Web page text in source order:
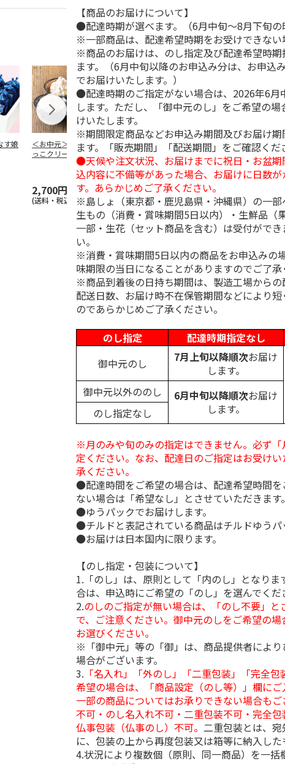
す娘
＜お中元＞いぶりが
っこクリームチーズ
2,700円
(送料・税込)
＜お中元＞いぶりが
っこクリームチーズ
マヨ３種
3,500円
(送料・税込)
やまや 辛子高菜・
明太高菜セット
4.5 （2）
2,300円
(送料・税込)
【
≫松
ト(
切…
(送
【商品のお届けについて】
●配達時期が選べます。（6月中旬～8月下旬の
※一部商品は、配達希望時期をお受けできない
※商品のお届けは、のし指定及び配達希望時期
ます。（6月中旬以降のお申込み分は、お申込
でお届けいたします。）
●配達時期のご指定がない場合は、2026年6月
します。ただし、「御中元のし」をご希望の
けいたします。
※期間限定商品などお申込み期間及びお届け
ます。「販売期間」「配送期間」をご確認くだ
●天候や注文状況、お届けまでに祝日・お盆
込内容に不備等があった場合、お届けに日数
す。あらかじめご了承ください。
※島しょ（東京都・鹿児島県・沖縄県）の一部
生もの（消費・賞味期間5日以内）・生鮮品（
一部・生花（セット商品を含む）は受付がで
い。
※消費・賞味期間5日以内の商品をお申込みの
味期限の当日になることがありますのでご了承
※商品到着後の日持ち期間は、製造工場から
配送日数、お届け時不在保管期間などにより
のであらかじめご了承ください。
のし指定
配達時期指定なし
御中元のし
7月上旬以降順次お届け
します。
御中元以外ののし 6月中旬以降順次お届け
します。
のし指定なし
※月のみや旬のみの指定はできません。必ず
定ください。なお、配達日のご指定はお受け
承ください。
●配達時間をご希望の場合は、配達希望時間
ない場合は「希望なし」とさせていただきます。
●ゆうパックでお届けします。
●チルドと表記されている商品はチルドゆうパ
●お届けは日本国内に限ります。
【のし指定・包装について】
1.「のし」は、原則として「内のし」となりま
合は、申込時にご希望の「のし」を選んでくだ
2.のしのご指定が無い場合は、「のし不要」と
で、ご注意ください。御中元のしをご希望の
お選びください。
※「御中元」等の「御」は、商品提供者によ
場合がございます。
3. 「名入れ」「外のし」「二重包装」「完全
希望の場合は、「商品設定（のし等）」欄にご
一部の商品についてはお承りできない場合もご
不可・のし名入れ不可・二重包装不可・完全包
仏事包装（仏事のし）不可。 二重包装とは、
に、包装の上から再度包装又は箱等に納入した
4.状況により複数個（原則、同一商品）を一括